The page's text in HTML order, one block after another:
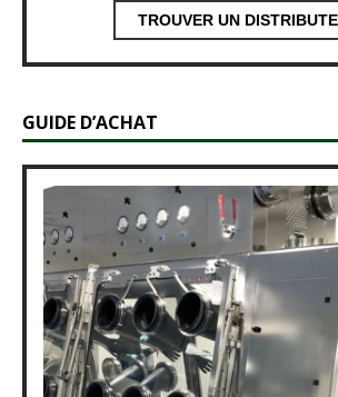
TROUVER UN
GUIDE D’ACHAT